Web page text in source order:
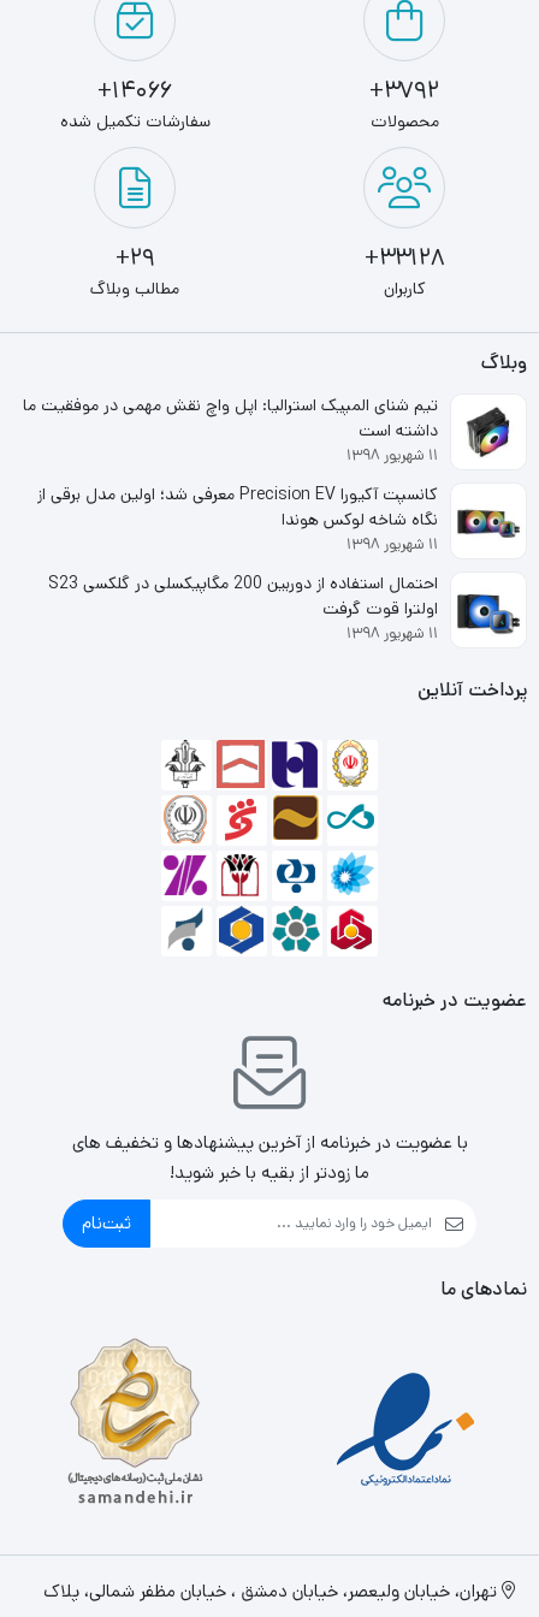
تولیدکننده‌ی حافظه‌ی رم در جهان است . رم دسکتاپ کینگستون
یک کاناله و با فرکانس 2400 مگاهرتز طراحی و تولید شده‌است
. با ظرفیت 16 گیگابایت میزبان موقت اطلاعات شما است.
3792+
محصولات
14066+
سفارشات تکمیل شده
33128+
کاربران
29+
مطالب وبلاگ
وبلاگ
تیم شنای المپیک استرالیا: اپل واچ نقش مهمی در موفقیت ما
داشته است
۱۱ شهریور ۱۳۹۸
کانسپت آکیورا Precision EV معرفی شد؛ اولین مدل برقی از
نگاه شاخه لوکس هوندا
۱۱ شهریور ۱۳۹۸
احتمال استفاده از دوربین 200 مگاپیکسلی در گلکسی S23
اولترا قوت گرفت
۱۱ شهریور ۱۳۹۸
پرداخت آنلاین
عضویت در خبرنامه
با عضویت در خبرنامه از آخرین پیشنهادها و تخفیف های
ما زودتر از بقیه با خبر شوید!
ثبت‌نام
نمادهای ما
تهران، خيابان وليعصر، خیابان دمشق ، خیابان مظفر شمالی، پلاک